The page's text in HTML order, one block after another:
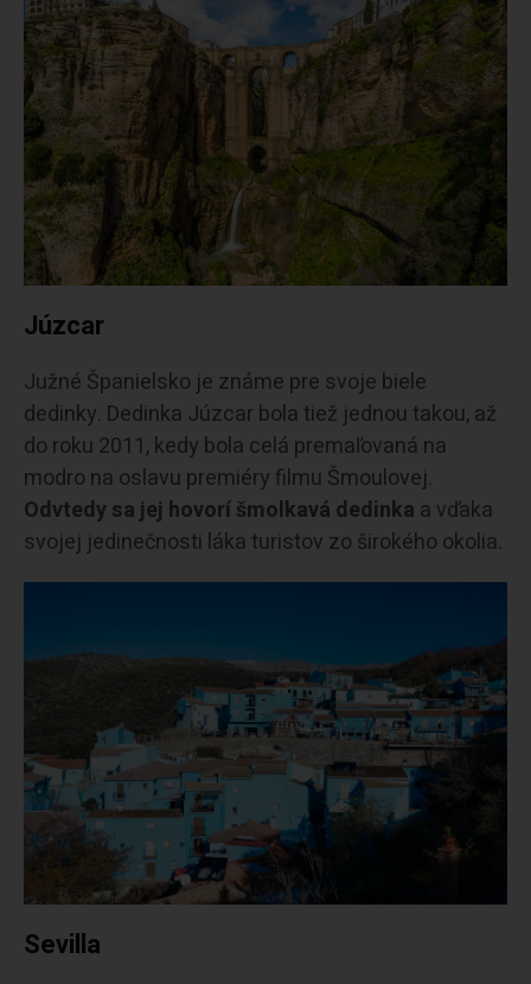
Júzcar
Južné Španielsko je známe pre svoje biele
dedinky. Dedinka Júzcar bola tiež jednou takou, až
do roku 2011, kedy bola celá premaľovaná na
modro na oslavu premiéry filmu Šmoulovej.
Odvtedy sa jej hovorí šmolkavá dedinka a vďaka
svojej jedinečnosti láka turistov zo širokého okolia.
Sevilla